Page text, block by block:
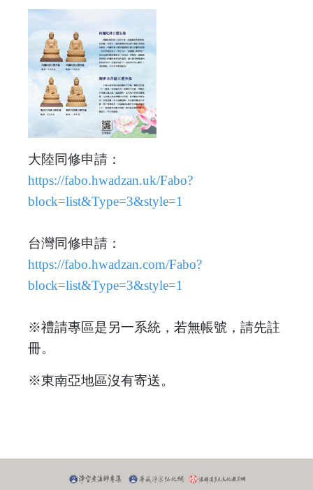
大陸同修申請：
https://fabo.hwadzan.uk/Fabo?
block=list&Type=3&style=1
台灣同修申請：
https://fabo.hwadzan.com/Fabo?
block=list&Type=3&style=1
※禮請專區是另一系統，若無帳號，請先註
冊。
※東南亞地區沒有寄送。